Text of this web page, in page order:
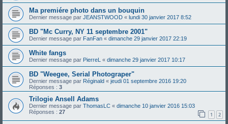
Ma premiére photo dans un bouquin
Dernier message par JEANSTWOOD « lundi 30 janvier 2017 8:52
BD "Mc Curry, NY 11 septembre 2001"
Dernier message par FanFan « dimanche 29 janvier 2017 22:19
White fangs
Dernier message par PierreL « dimanche 29 janvier 2017 10:17
BD "Weegee, Serial Photograper"
Dernier message par Réginald « jeudi 01 septembre 2016 19:20
Réponses : 3
Trilogie Ansell Adams
Dernier message par ThomasLC « dimanche 10 janvier 2016 15:03
Réponses : 27 1 2